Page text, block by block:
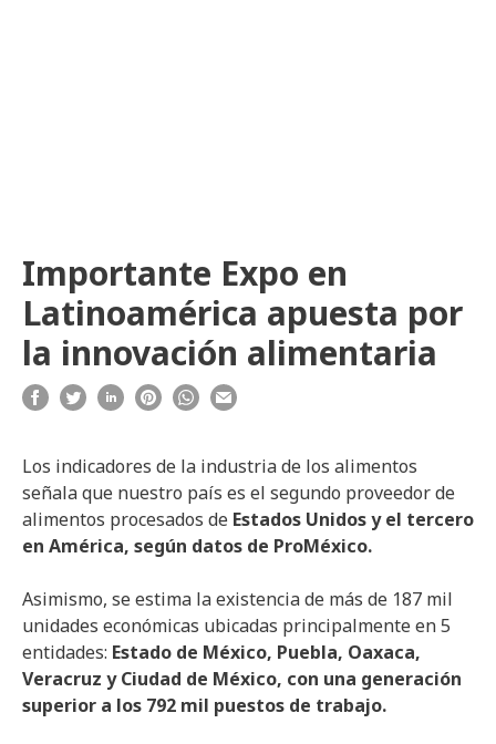
Importante Expo en
Latinoamérica apuesta por
la innovación alimentaria
Los indicadores de la industria de los alimentos
señala que nuestro país es el segundo proveedor de
alimentos procesados de Estados Unidos y el tercero
en América, según datos de ProMéxico.
Asimismo, se estima la existencia de más de 187 mil
unidades económicas ubicadas principalmente en 5
entidades: Estado de México, Puebla, Oaxaca,
Veracruz y Ciudad de México, con una generación
superior a los 792 mil puestos de trabajo.